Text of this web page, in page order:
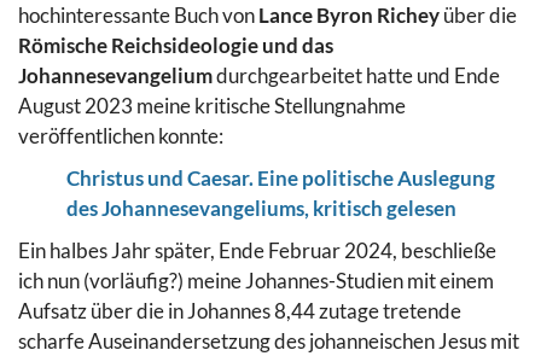
hochinteressante Buch vonLance Byron Richeyüber die
Römische Reichsideologie und das
Johannesevangeliumdurchgearbeitet hatte und Ende
August 2023 meine kritische Stellungnahme
veröffentlichen konnte:
Christus und Caesar. Eine politische Auslegung
des Johannesevangeliums, kritisch gelesen
Ein halbes Jahr später, Ende Februar 2024, beschließe
ich nun (vorläufig?) meine Johannes-Studien mit einem
Aufsatz über die in Johannes 8,44 zutage tretende
scharfe Auseinandersetzung des johanneischen Jesus mit